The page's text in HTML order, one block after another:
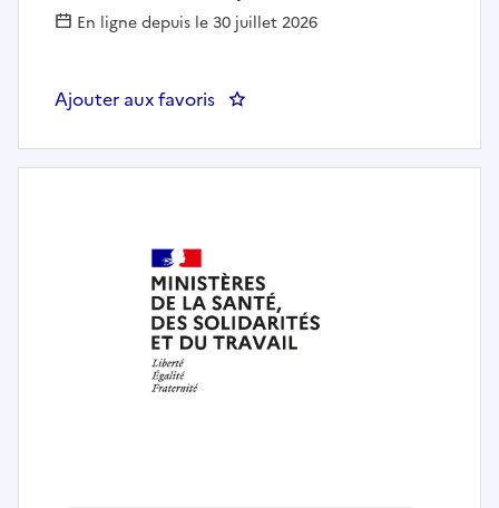
En ligne depuis le 30 juillet 2026
Ajouter aux favoris : AGENT ADMINISTRATIF -